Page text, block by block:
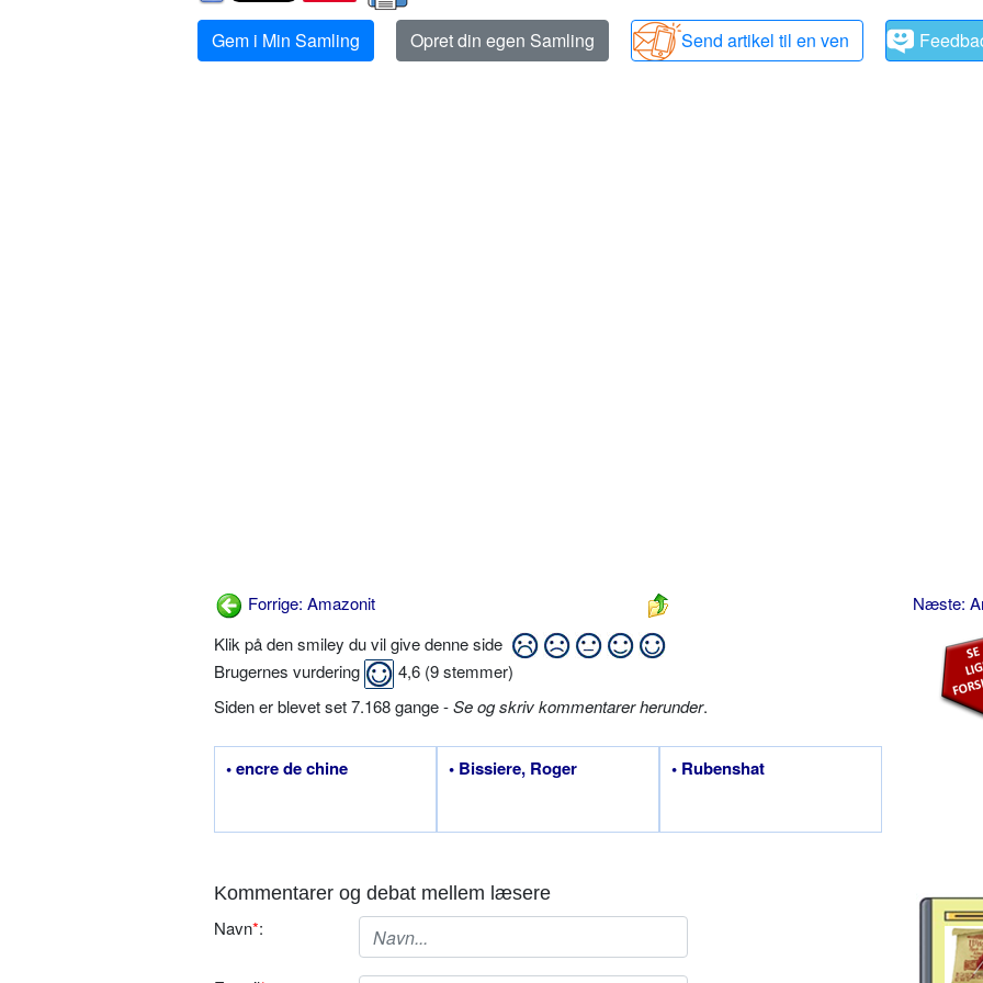
Gem i Min Samling Opret din egen Samling Send artikel til en ven
Forrige: Amazonit
Næste:
Klik på den smiley du vil give denne side
Brugernes vurdering
4,6 (9stemmer)
Siden er blevet set 7.168 gange -Se og skriv kommentarer herunder.
• encre de chine • Bissiere, Roger • Rubenshat
Kommentarer og debat mellem læsere
Navn*: